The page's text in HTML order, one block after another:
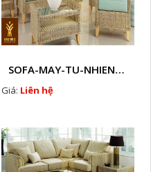
SOFA-MAY-TU-NHIEN-HTT - M68
Giá: Liên hệ